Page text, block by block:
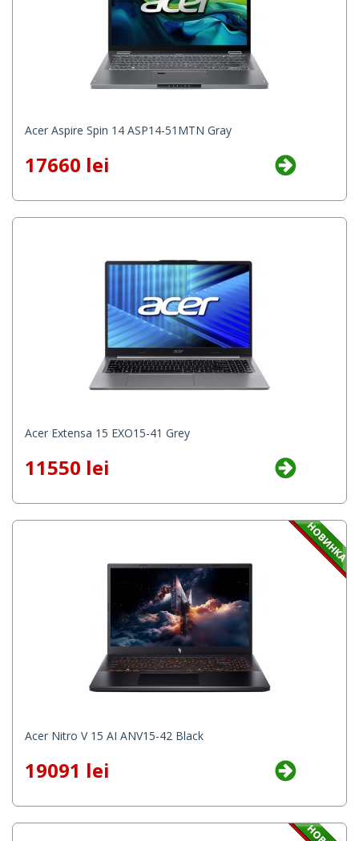
Acer Aspire Spin 14 ASP14-51MTN Gray
17660 lei
Acer Extensa 15 EXO15-41 Grey
11550 lei
Acer Nitro V 15 AI ANV15-42 Black
19091 lei